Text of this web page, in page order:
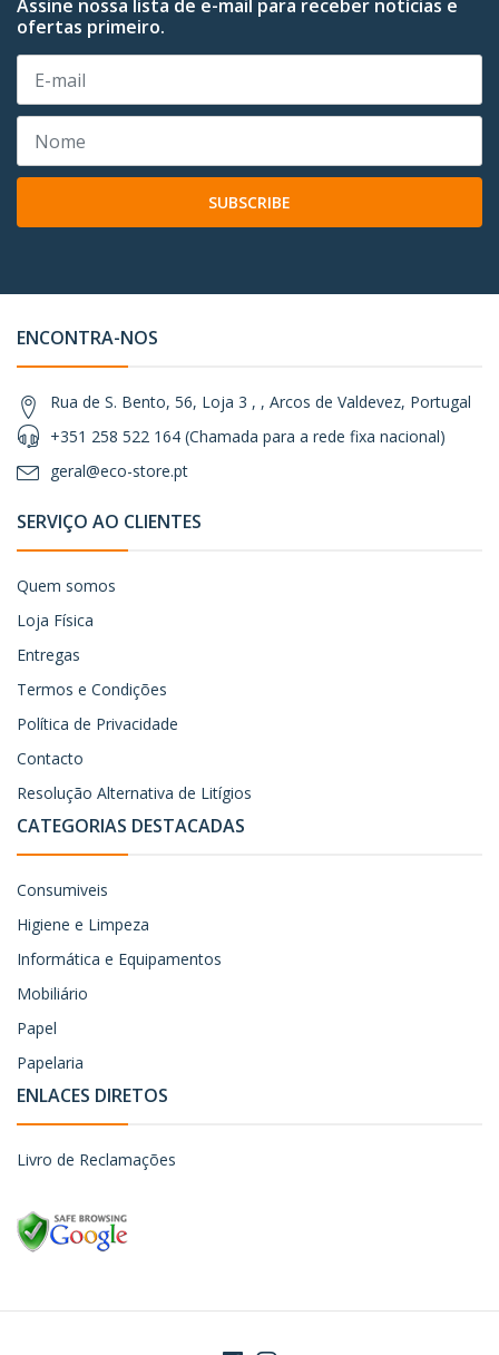
Assine nossa lista de e-mail para receber notícias e
ofertas primeiro.
SUBSCRIBE
ENCONTRA-NOS
Rua de S. Bento, 56, Loja 3 , , Arcos de Valdevez, Portugal
+351 258 522 164 (Chamada para a rede fixa nacional)
geral@eco-store.pt
SERVIÇO AO CLIENTES
Quem somos
Loja Física
Entregas
Termos e Condições
Política de Privacidade
Contacto
Resolução Alternativa de Litígios
CATEGORIAS DESTACADAS
Consumiveis
Higiene e Limpeza
Informática e Equipamentos
Mobiliário
Papel
Papelaria
ENLACES DIRETOS
Livro de Reclamações